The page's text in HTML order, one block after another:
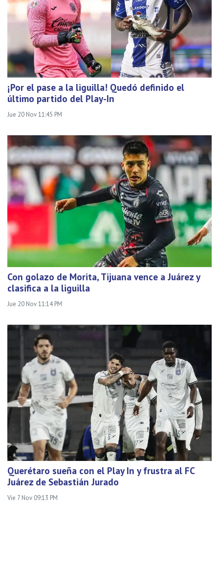
¡Por el pase a la liguilla! Quedó definido el
último partido del Play-In
Jue 20 Nov 11:45 PM
Con golazo de Morita, Tijuana vence a Juárez y
clasifica a la liguilla
Jue 20 Nov 11:14 PM
Querétaro sueña con el Play In y frustra al FC
Juárez de Sebastián Jurado
Vie 7 Nov 09:13 PM